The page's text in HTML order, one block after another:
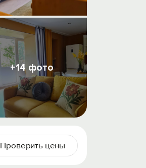
+14 фото
Проверить цены